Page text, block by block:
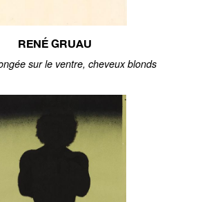
RENÉ GRUAU
sur le ventre, cheveux blonds